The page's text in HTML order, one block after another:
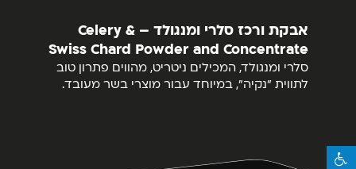
אבקת ורכז סלרי ומנגולד – Celery &
Swiss Chard Powder and Concentrate
סלרי ומנגולד, המכילים ניטריט, מהווים פתרון טוב
לתווית "נקיה", במיוחד עבור מוצרי בשר מעובד.